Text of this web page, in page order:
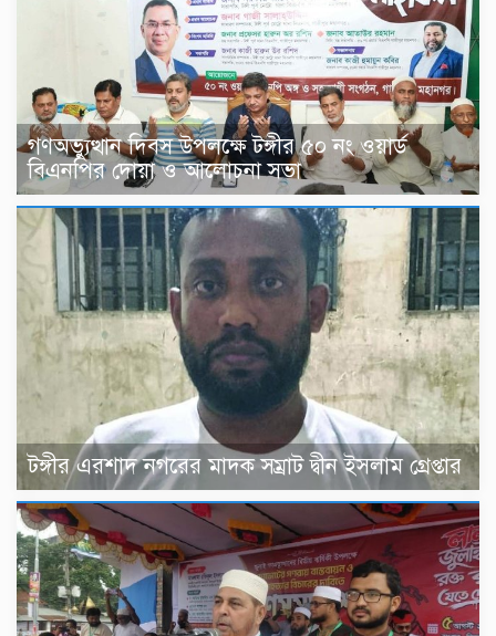
গণঅভ্যুত্থান দিবস উপলক্ষে টঙ্গীর ৫০ নং ওয়ার্ড
বিএনপির দোয়া ও আলোচনা সভা
টঙ্গীর এরশাদ নগরের মাদক সম্রাট দ্বীন ইসলাম গ্রেপ্তার